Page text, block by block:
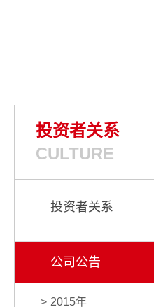
投资者关系
CULTURE
投资者关系
公司公告
2015年